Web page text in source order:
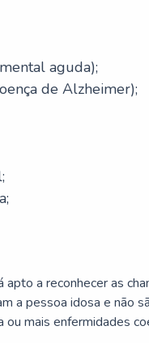
aguda);
de Alzheimer);
a reconhecer as
a pessoa idosa e não
ou mais enfermidades